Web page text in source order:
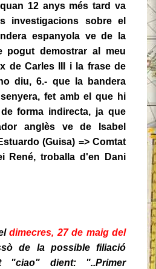
12 anys més tard va
investigacions sobre el
espanyola ve de la
pogut demostrar al meu
de Carles III i la frase de
diu, 6.- que la bandera
fet amb el que hi
forma indirecta, ja que
anglès ve de Isabel
(Guisa) => Comtat
René, troballa d'en Dani
dimecres, 27 de maig del
de la possible filiació
"ciao" dient: "..Primer